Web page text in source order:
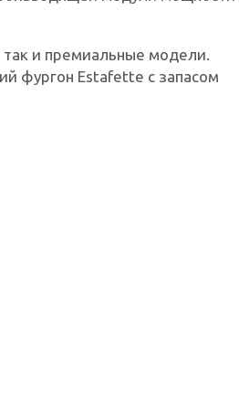
и премиальные модели.
фургон Estafette с запасом